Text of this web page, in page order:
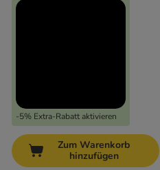
-5% Extra-Rabatt aktivieren
Zum Warenkorb
hinzufügen